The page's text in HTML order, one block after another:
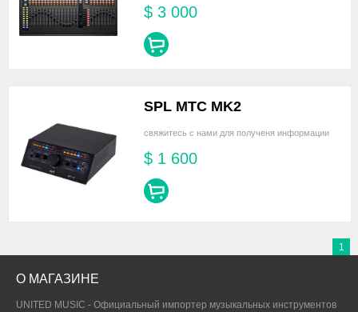
$ 3 000
SPL MTC MK2
свяжитесь с нами для полученя информации
$ 1 600
1
О МАГАЗИНЕ
UNITED MUSIC - Официальный импортер музыкальных инструментов